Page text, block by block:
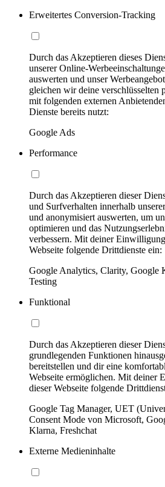
Erweitertes Conversion-Tracking
Durch das Akzeptieren dieses
unserer Online-
auswerten und unser
gleichen wir deine verschlüsselten
mit folgenden externen
Dienste bereits nutzt:
Google Ads
Performance
Durch das Akzeptieren dieser
und Surfverhalten innerhalb
und anonymisiert auswerten, um
optimieren und das
verbessern. Mit deiner
Webseite folgende Drittdienste ein:
Google Analytics, Clarity, Google
Testing
Funktional
Durch das Akzeptieren dieser
grundlegenden Funktionen
bereitstellen und dir eine
Webseite ermöglichen. Mit deiner
dieser Webseite folgende
Google Tag Manager, UET
Consent Mode von Microsoft,
Klarna, Freshchat
Externe Medieninhalte